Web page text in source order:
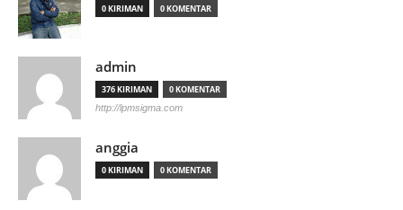
0 KIRIMAN 0 KOMENTAR
admin
376 KIRIMAN 0 KOMENTAR
http://lpmsigma.com
anggia
0 KIRIMAN 0 KOMENTAR